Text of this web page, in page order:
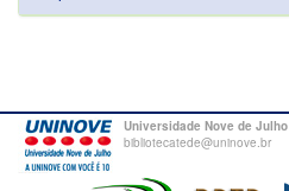
Universidade Nove de Julho
bibliotecatede@uninove.br